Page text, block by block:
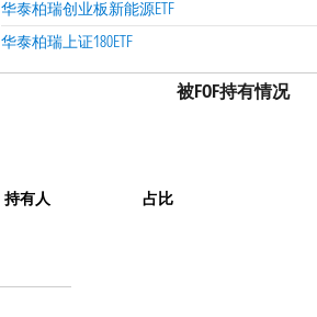
华泰柏瑞创业板新能源ETF
华泰柏瑞上证180ETF
持有人 占比
被FOF持有情况